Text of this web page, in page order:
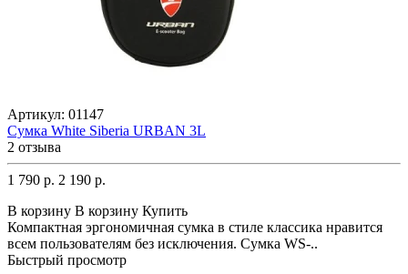
Артикул: 01147
Сумка White Siberia URBAN 3L
2 отзыва
1 790 р. 2 190 р.
В корзину В корзину Купить
Компактная эргономичная сумка в стиле классика нравится
всем пользователям без исключения. Сумка WS-..
Быстрый просмотр